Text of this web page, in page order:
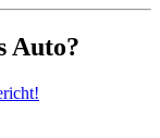
Auto?